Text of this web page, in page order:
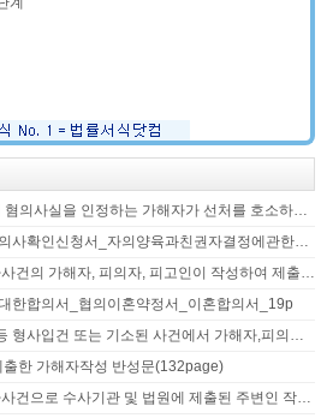
★★반성문모음 - 형사사건에서 혐의사실을 인정하는 가해자가 선처를 호소하며 제출작성하는 반성문2
☆☆협의이혼신고서_협의이혼의사확인신청서_자의양육과친권자결정에관한협의서_22p
★반성문모음_음주운전등 형사사건의 가해자, 피의자, 피고인이 작성하여 제출하는 반성문모음(380page)
한합의서_협의이혼약정서_이혼합의서_19p
탄원서모음 – 성범죄,음주운전등 형사입건 또는 기소된 사건에서 가해자,피의자,피고인을 위하여 선처를 호소하는 내용(지인분들 작성)
한 가해자작성 반성문(132page)
★탄원서모음_음주운전등 형사사건으로 수사기관 및 법원에 제출된 주변인 작성 선처호소 탄원서(208page)